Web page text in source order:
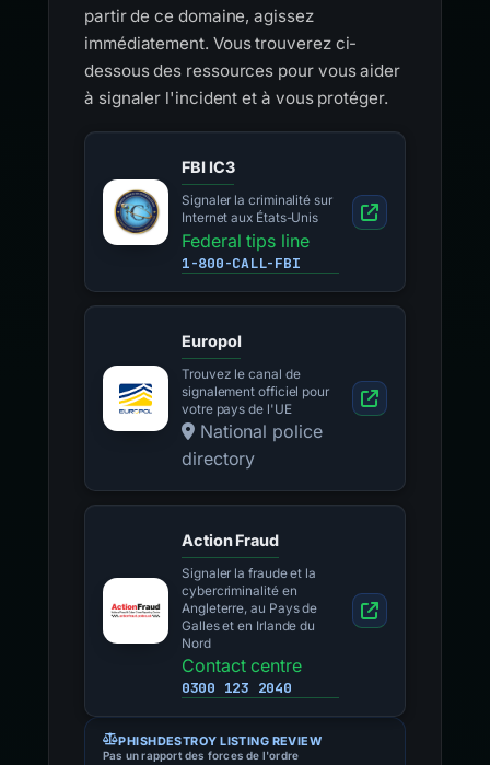
partir de ce domaine, agissez
immédiatement. Vous trouverez ci-
dessous des ressources pour vous aider
à signaler l'incident et à vous protéger.
FBI IC3
Signaler la criminalité sur
Internet aux États-Unis
Federal tips line
1-800-CALL-FBI
Europol
Trouvez le canal de
signalement officiel pour
votre pays de l'UE
National police
directory
Action Fraud
Signaler la fraude et la
cybercriminalité en
Angleterre, au Pays de
Galles et en Irlande du
Nord
Contact centre
0300 123 2040
PHISHDESTROY LISTING REVIEW
Pas un rapport des forces de l'ordre